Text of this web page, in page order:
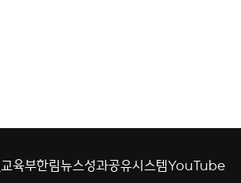
교육부한림뉴스성과공유시스템YouTube